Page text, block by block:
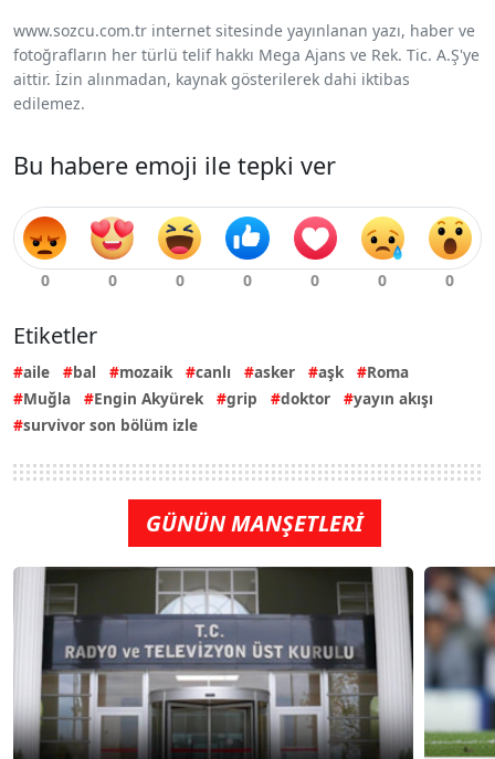
www.sozcu.com.tr internet sitesinde yayınlanan yazı, haber ve
fotoğrafların her türlü telif hakkı Mega Ajans ve Rek. Tic. A.Ş'ye
aittir. İzin alınmadan, kaynak gösterilerek dahi iktibas
edilemez.
Bu habere emoji ile tepki ver
Etiketler
aile bal mozaik canlı asker aşk
Roma
Muğla
Engin Akyürek grip doktor
yayın akışı
survivor son bölüm izle
GÜNÜN MANŞETLERİ